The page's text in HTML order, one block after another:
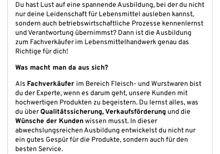
Du hast Lust auf eine spannende Ausbildung, bei der du nicht
nur deine Leidenschaft für Lebensmittel ausleben kannst,
sondern auch betriebswirtschaftliche Prozesse kennenlernst
und Verantwortung übernimmst? Dann ist die Ausbildung
zum Fachverkäufer im Lebensmittelhandwerk genau das
Richtige für dich!
Was macht man da aus sich?
Als Fachverkäufer im Bereich Fleisch- und Wurstwaren bist
du der Experte, wenn es darum geht, unsere Kunden mit
hochwertigen Produkten zu begeistern. Du lernst alles, was
du überQualitätssicherung, Verkaufsförderung und die
Wünsche der Kundenwissen musst. In dieser
abwechslungsreichen Ausbildung entwickelst du nicht nur
ein gutes Gespür für die Produkte, sondern auch für den
besten Service.